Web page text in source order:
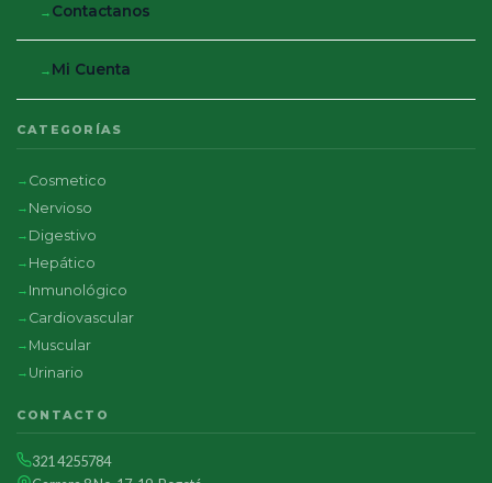
Contactanos
Mi Cuenta
CATEGORÍAS
Cosmetico
Nervioso
Digestivo
Hepático
Inmunológico
Cardiovascular
Muscular
Urinario
CONTACTO
321 4255784